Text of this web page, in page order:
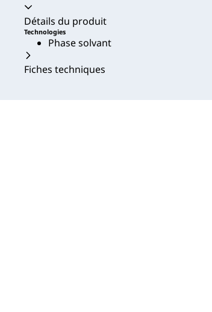
Accordéon fermé
Détails du produit
Technologies
Phase solvant
Fiches techniques